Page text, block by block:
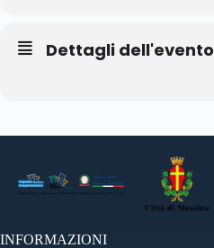
Dettagli dell'evento
INFORMAZIONI